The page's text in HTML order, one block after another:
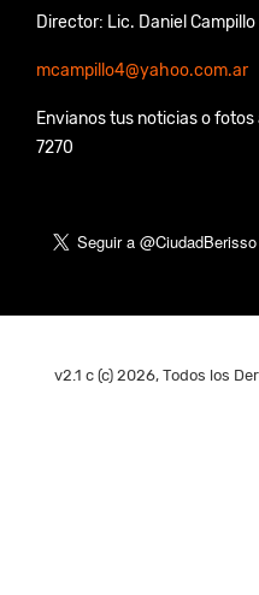
Director: Lic. Daniel Campillo
mcampillo4@yahoo.com.ar
Envianos tus noticias o
7270
v2.1 c (c) 2026, Todos los